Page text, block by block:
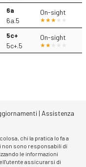
6a
6a.5
On-sight
5c+
5c+.5
On-sight
| Assistenza
chi la pratica lo fa a
sono responsabili di
le informazioni
assicurarsi di